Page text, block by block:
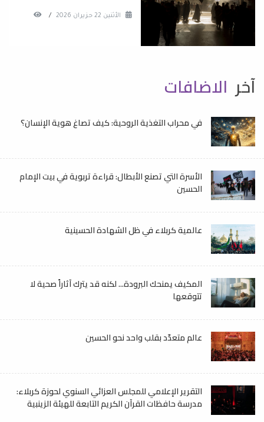
الأثنين 22 حزيران 2026 /
آخر الاضافات
في محراب التغذية الروحية: كيف تصاغ هوية الإنسان؟
الأسرة التي تصنع الأبطال: قراءة تربوية في بيت الإمام
الحسين
عالمية كربلاء في ظل الشهادة الحسينية
المكيف يمنحك البرودة... لكنه قد يترك آثاراً صحية لا
تتوقعها
عالم متعدّد بقلب واحد نحو الحسين
التقرير الإعلامي للمجلس العزائي السنوي لحوزة كربلاء:
مدرسة حافظات القرآن الكريم التابعة للهيئة الزينبية